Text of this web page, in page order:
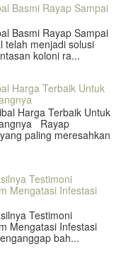
Basmi Rayap Sampai
Basmi Rayap Sampai
telah menjadi solusi
koloni ra...
Harga Terbaik Untuk
Harga Terbaik Untuk
Rayap
paling meresahkan
Testimoni
Mengatasi Infestasi
Testimoni
Mengatasi Infestasi
bah...